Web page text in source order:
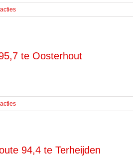
te Oosterhout
94,4 te Terheijden